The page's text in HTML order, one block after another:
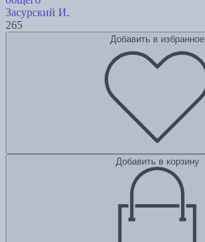
Засурский И.
265
Добавить в избранное
Добавить в корзину